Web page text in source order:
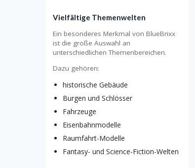
Vielfältige Themenwelten
Ein besonderes Merkmal von BlueBrixx
ist die große Auswahl an
unterschiedlichen Themenbereichen.
Dazu gehören:
historische Gebäude
Burgen und Schlösser
Fahrzeuge
Eisenbahnmodelle
Raumfahrt-Modelle
Fantasy- und Science-Fiction-Welten